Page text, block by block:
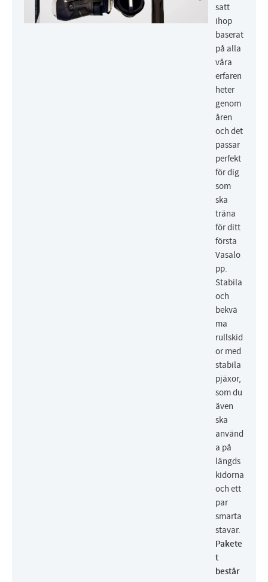
satt
ihop
baserat
på alla
våra
erfaren
heter
genom
åren
och det
passar
perfekt
för dig
som
ska
träna
för ditt
första
Vasalo
pp.
Stabila
och
bekvä
ma
rullskid
or med
stabila
pjäxor,
som du
även
ska
använd
a på
längds
kidorna
och ett
par
smarta
stavar.
Pakete
t
består